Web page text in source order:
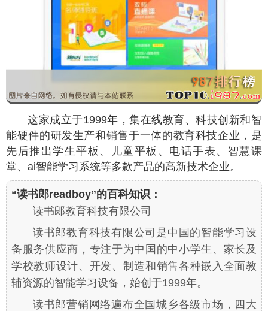
这家成立于1999年，集在线教育、科技创新和智
能硬件的研发生产和销售于一体的教育科技企业，是
先后推出学生平板、儿童平板、电话手表、智慧课
堂、ai智能学习系统等多款产品的高新技术企业。
“读书郎readboy”的百科知识：
读书郎教育科技有限公司
读书郎教育科技有限公司是中国的智能学习设
备服务供应商，专注于为中国的中小学生、家长及
学校教师设计、开发、制造和销售各种嵌入全面教
辅资源的智能学习设备，始创于1999年。
读书郎营销网络遍布全国城乡各级市场，四大